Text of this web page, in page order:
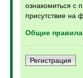
ознакомиться с
присутствие на
Общие правила
Регистрация